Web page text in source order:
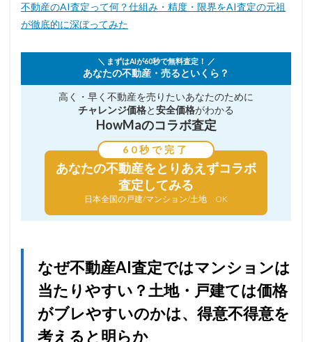
不動産のAI査定って何？仕組み・精度・限界をAI査定の元祖
が徹底的に深ぼってみた
＼ まずはAIが60秒で無料査定！ ／
あなたの不動産・売るといくら？
高く・早く不動産を売りたいあなたのために
チャレンジ価格と安全価格がわかる
HowMaのコラボ査定
60秒で完了
あなたの不動産をとりあえずコラボ
査定してみる
日本全国の戸建/マンション/土地 OK
なぜ不動産AI査定ではマンションは
当たりやすい？土地・戸建ては価格
がブレやすいのかは、得意不得意を
考えると明らか